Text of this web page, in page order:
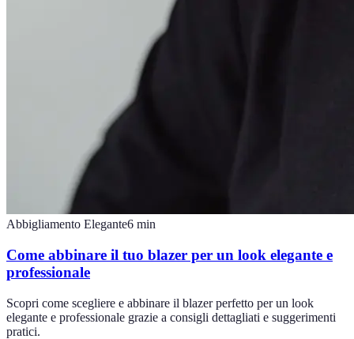
Abbigliamento Elegante6 min
Come abbinare il tuo blazer per un look elegante e
professionale
Scopri come scegliere e abbinare il blazer perfetto per un look
elegante e professionale grazie a consigli dettagliati e suggerimenti
pratici.